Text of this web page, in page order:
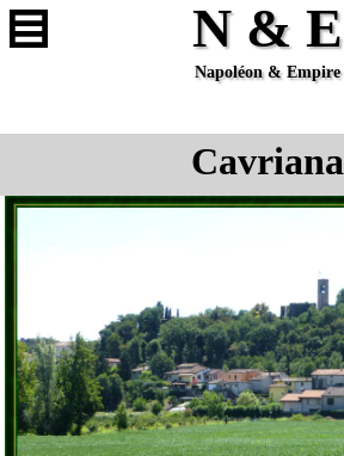
N & E
Napoléon & Empire
Cavriana